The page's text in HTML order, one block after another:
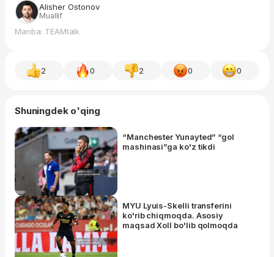
Alisher Ostonov
Muallif
Manba: TEAMtalk
2 0 2 0 0
Shuningdek o'qing
“Manchester Yunayted” “gol
mashinasi”ga ko'z tikdi
MYU Lyuis-Skelli transferini
ko'rib chiqmoqda. Asosiy
maqsad Xoll bo'lib qolmoqda